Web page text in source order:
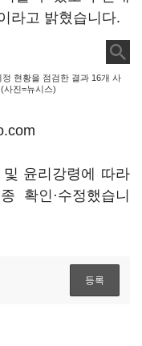
라고 밝혔습니다.
현황을 점검한 결과 16개 사
사진=뉴시스)
윤리강령에 따라
확인·수정했습니